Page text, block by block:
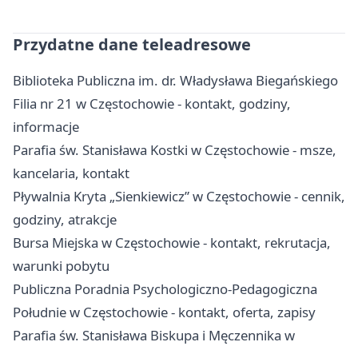
Przydatne dane teleadresowe
Biblioteka Publiczna im. dr. Władysława Biegańskiego
Filia nr 21 w Częstochowie - kontakt, godziny,
informacje
Parafia św. Stanisława Kostki w Częstochowie - msze,
kancelaria, kontakt
Pływalnia Kryta „Sienkiewicz” w Częstochowie - cennik,
godziny, atrakcje
Bursa Miejska w Częstochowie - kontakt, rekrutacja,
warunki pobytu
Publiczna Poradnia Psychologiczno-Pedagogiczna
Południe w Częstochowie - kontakt, oferta, zapisy
Parafia św. Stanisława Biskupa i Męczennika w